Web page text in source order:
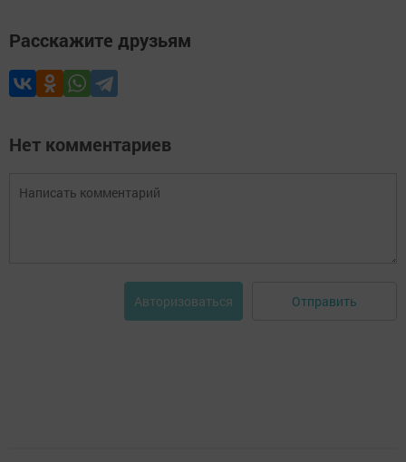
Расскажите друзьям
Нет комментариев
Авторизоваться Отправить